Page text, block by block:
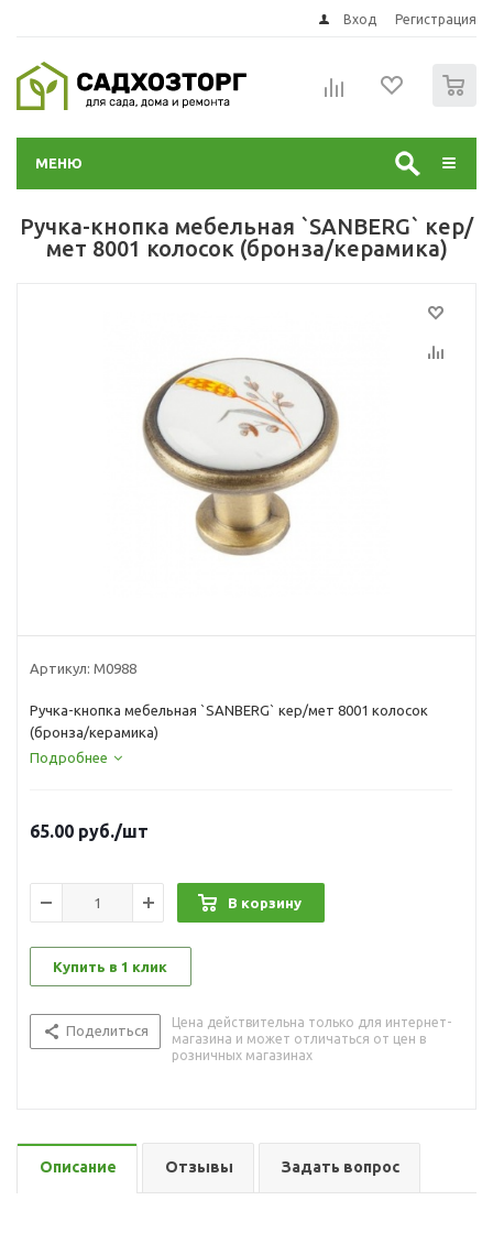
Вход Регистрация
МЕНЮ
Ручка-кнопка мебельная `SANBERG` кер/
мет 8001 колосок (бронза/керамика)
Артикул: М0988
Ручка-кнопка мебельная `SANBERG` кер/мет 8001 колосок
(бронза/керамика)
Подробнее
65.00 руб./шт
В корзину
Купить в 1 клик
Поделиться
Цена действительна только для интернет-
магазина и может отличаться от цен в
розничных магазинах
Описание Отзывы Задать вопрос